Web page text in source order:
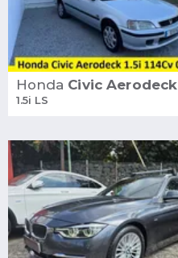
Honda Civic Aerodeck
1.5i LS